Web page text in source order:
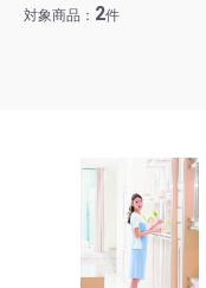
対象商品： 2件